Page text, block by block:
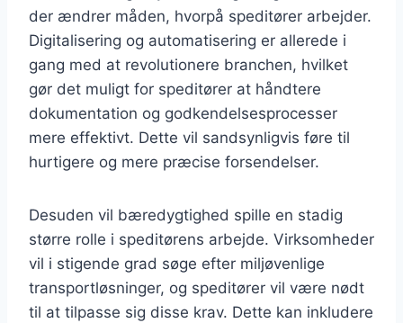
der ændrer måden, hvorpå speditører arbejder.
Digitalisering og automatisering er allerede i
gang med at revolutionere branchen, hvilket
gør det muligt for speditører at håndtere
dokumentation og godkendelsesprocesser
mere effektivt. Dette vil sandsynligvis føre til
hurtigere og mere præcise forsendelser.
Desuden vil bæredygtighed spille en stadig
større rolle i speditørens arbejde. Virksomheder
vil i stigende grad søge efter miljøvenlige
transportløsninger, og speditører vil være nødt
til at tilpasse sig disse krav. Dette kan inkludere